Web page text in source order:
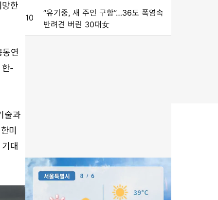
한
연
한-
술과
미
대
10
“유기중, 새 주인 구함”…36도 폭염속
반려견 버린 30대女